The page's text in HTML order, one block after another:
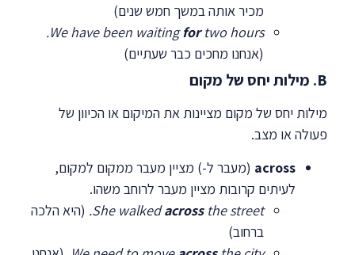
מכיר אותה במשך חמש שנים)
We have been waitingfortwo hours.
(אנחנו מחכים כבר שעתיים)
B. מילות יחס של מקום
מילות יחס של מקום מציינות את המיקום או הכיוון של
פעולה או מצב.
across (מעבר ל-) מציין מעבר ממקום למקום,
לעיתים קרובות מציין מעבר לרוחב משהו.
She walkedacrossthe street.
(היא הלכה
ברחוב)